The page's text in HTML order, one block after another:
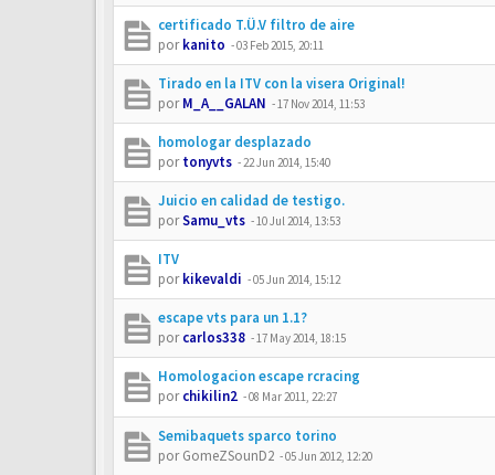
certificado T.Ü.V filtro de aire
porkanito -03 Feb 2015, 20:11
Tirado en la ITV con la visera Original!
porM_A__GALAN -17 Nov 2014, 11:53
homologar desplazado
portonyvts -22 Jun 2014, 15:40
Juicio en calidad de testigo.
porSamu_vts -10 Jul 2014, 13:53
ITV
porkikevaldi -05 Jun 2014, 15:12
escape vts para un 1.1?
porcarlos338 -17 May 2014, 18:15
Homologacion escape rcracing
porchikilin2 -08 Mar 2011, 22:27
Semibaquets sparco torino
porGomeZSounD2 -05 Jun 2012, 12:20